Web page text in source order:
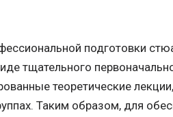
подготовки
тщательного
теоретические
Таким образом, для